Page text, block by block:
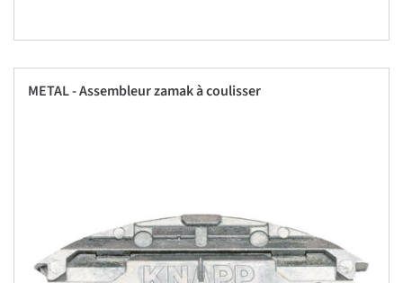
METAL - Assembleur zamak à coulisser